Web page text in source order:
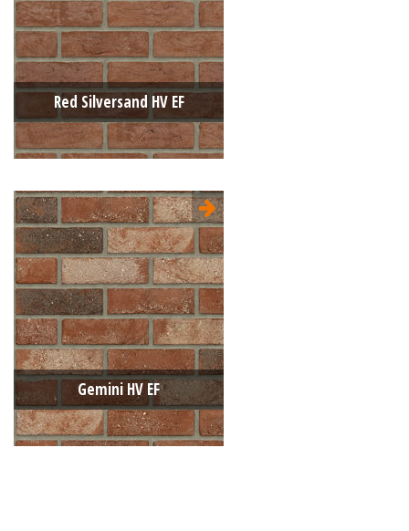
Kleur:
Rood
Red Silversand HV EF
Type:
Handvorm (HV)
Formaat:
Engels Formaat (EF)
215x100x65
Structuur:
Egaal
Kleur:
Rood
Gemini HV EF